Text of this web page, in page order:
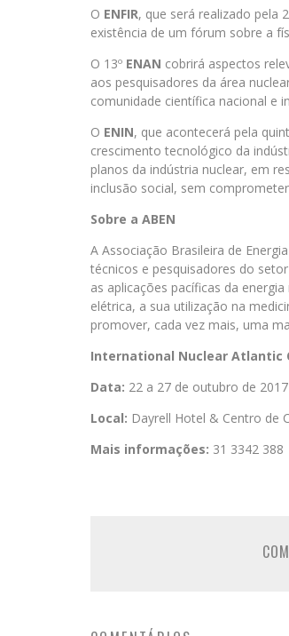
O ENFIR, que será realizado pela
existência de um fórum sobre a
O 13º ENAN cobrirá aspectos
aos pesquisadores da área
comunidade científica nacional e
O ENIN, que acontecerá pela
crescimento tecnológico da
planos da indústria nuclear, em
inclusão social, sem
Sobre a ABEN
A Associação Brasileira de
técnicos e pesquisadores do
as aplicações pacíficas da
elétrica, a sua utilização na
promover, cada vez mais, uma
International Nuclear Atlantic
Data: 22 a 27 de outubro de 2017
Local: Dayrell Hotel & Centro de
Mais informações: 31 3342 388